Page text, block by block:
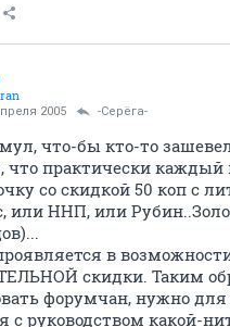
2005 -Серёга-
что-бы кто-то
что практически
со скидкой 50 коп с
или ННП, или
в
скидки. Таким
форумчан, нужно
с руководством какой-